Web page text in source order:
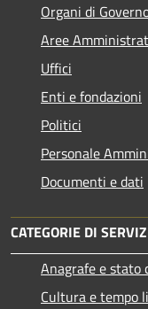
Organi di
Aree
Uffici
Enti e fondazioni
Politici
Personale
Documenti e dati
CATEGORIE DI
Anagrafe e stato
Cultura e tempo